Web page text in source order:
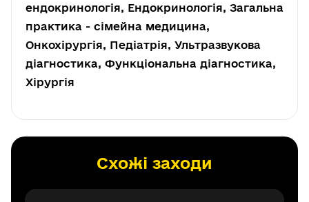
ендокринологія, Ендокринологія, Загальна
практика - сімейна медицина,
Онкохірургія, Педіатрія, Ультразвукова
діагностика, Функціональна діагностика,
Хірургія
Схожі заходи